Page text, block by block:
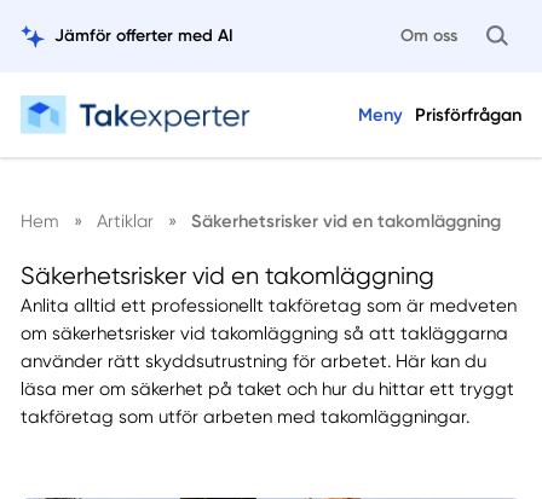
Jämför offerter med AI Om oss
Meny Prisförfrågan
Hem » Artiklar » Säkerhetsrisker vid en takomläggning
Säkerhetsrisker vid en takomläggning
Anlita alltid ett professionellt takföretag som är medveten
om säkerhetsrisker vid takomläggning så att takläggarna
använder rätt skyddsutrustning för arbetet. Här kan du
läsa mer om säkerhet på taket och hur du hittar ett tryggt
takföretag som utför arbeten med takomläggningar.